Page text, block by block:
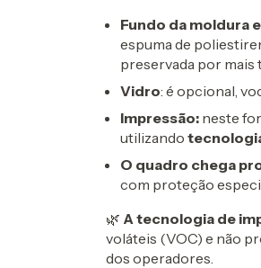
Fundo da moldura
espuma de
preservada por mais
Vidro: é opcional,
Impressão: neste
utilizando
O quadro chega
com proteção
🌿 A tecnologia de
voláteis (VOC) e não
dos operadores.